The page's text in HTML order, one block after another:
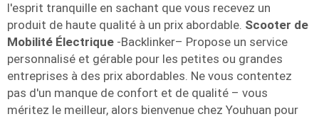
l'esprit tranquille en sachant que vous recevez un
produit de haute qualité à un prix abordable. Scooter de
Mobilité Électrique -Backlinker– Propose un service
personnalisé et gérable pour les petites ou grandes
entreprises à des prix abordables. Ne vous contentez
pas d'un manque de confort et de qualité – vous
méritez le meilleur, alors bienvenue chez Youhuan pour